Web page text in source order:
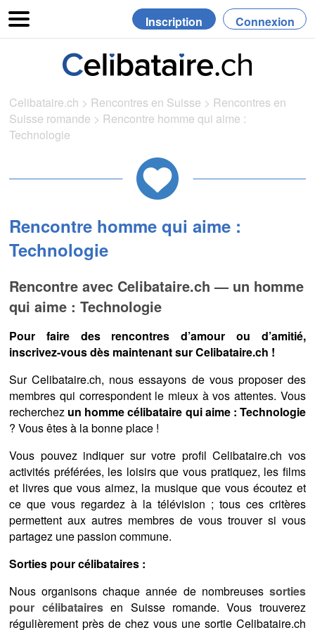
Inscription Connexion
Celibataire.ch > Rencontres en Suisse > Rencontres en
Suisse romande > Rencontre homme qui aime :
Technologie
Rencontre homme qui aime :
Technologie
Rencontre avec Celibataire.ch — un homme
qui aime : Technologie
Pour faire des rencontres d’amour ou d’amitié,
inscrivez-vous dès maintenant sur Celibataire.ch !
Sur Celibataire.ch, nous essayons de vous proposer des
membres qui correspondent le mieux à vos attentes. Vous
recherchez un homme célibataire qui aime : Technologie
? Vous êtes à la bonne place !
Vous pouvez indiquer sur votre profil Celibataire.ch vos
activités préférées, les loisirs que vous pratiquez, les films
et livres que vous aimez, la musique que vous écoutez et
ce que vous regardez à la télévision ; tous ces critères
permettent aux autres membres de vous trouver si vous
partagez une passion commune.
Sorties pour célibataires :
Nous organisons chaque année de nombreuses sorties
pour célibatairesen Suisse romande. Vous trouverez
régulièrement près de chez vous une sortie Celibataire.ch